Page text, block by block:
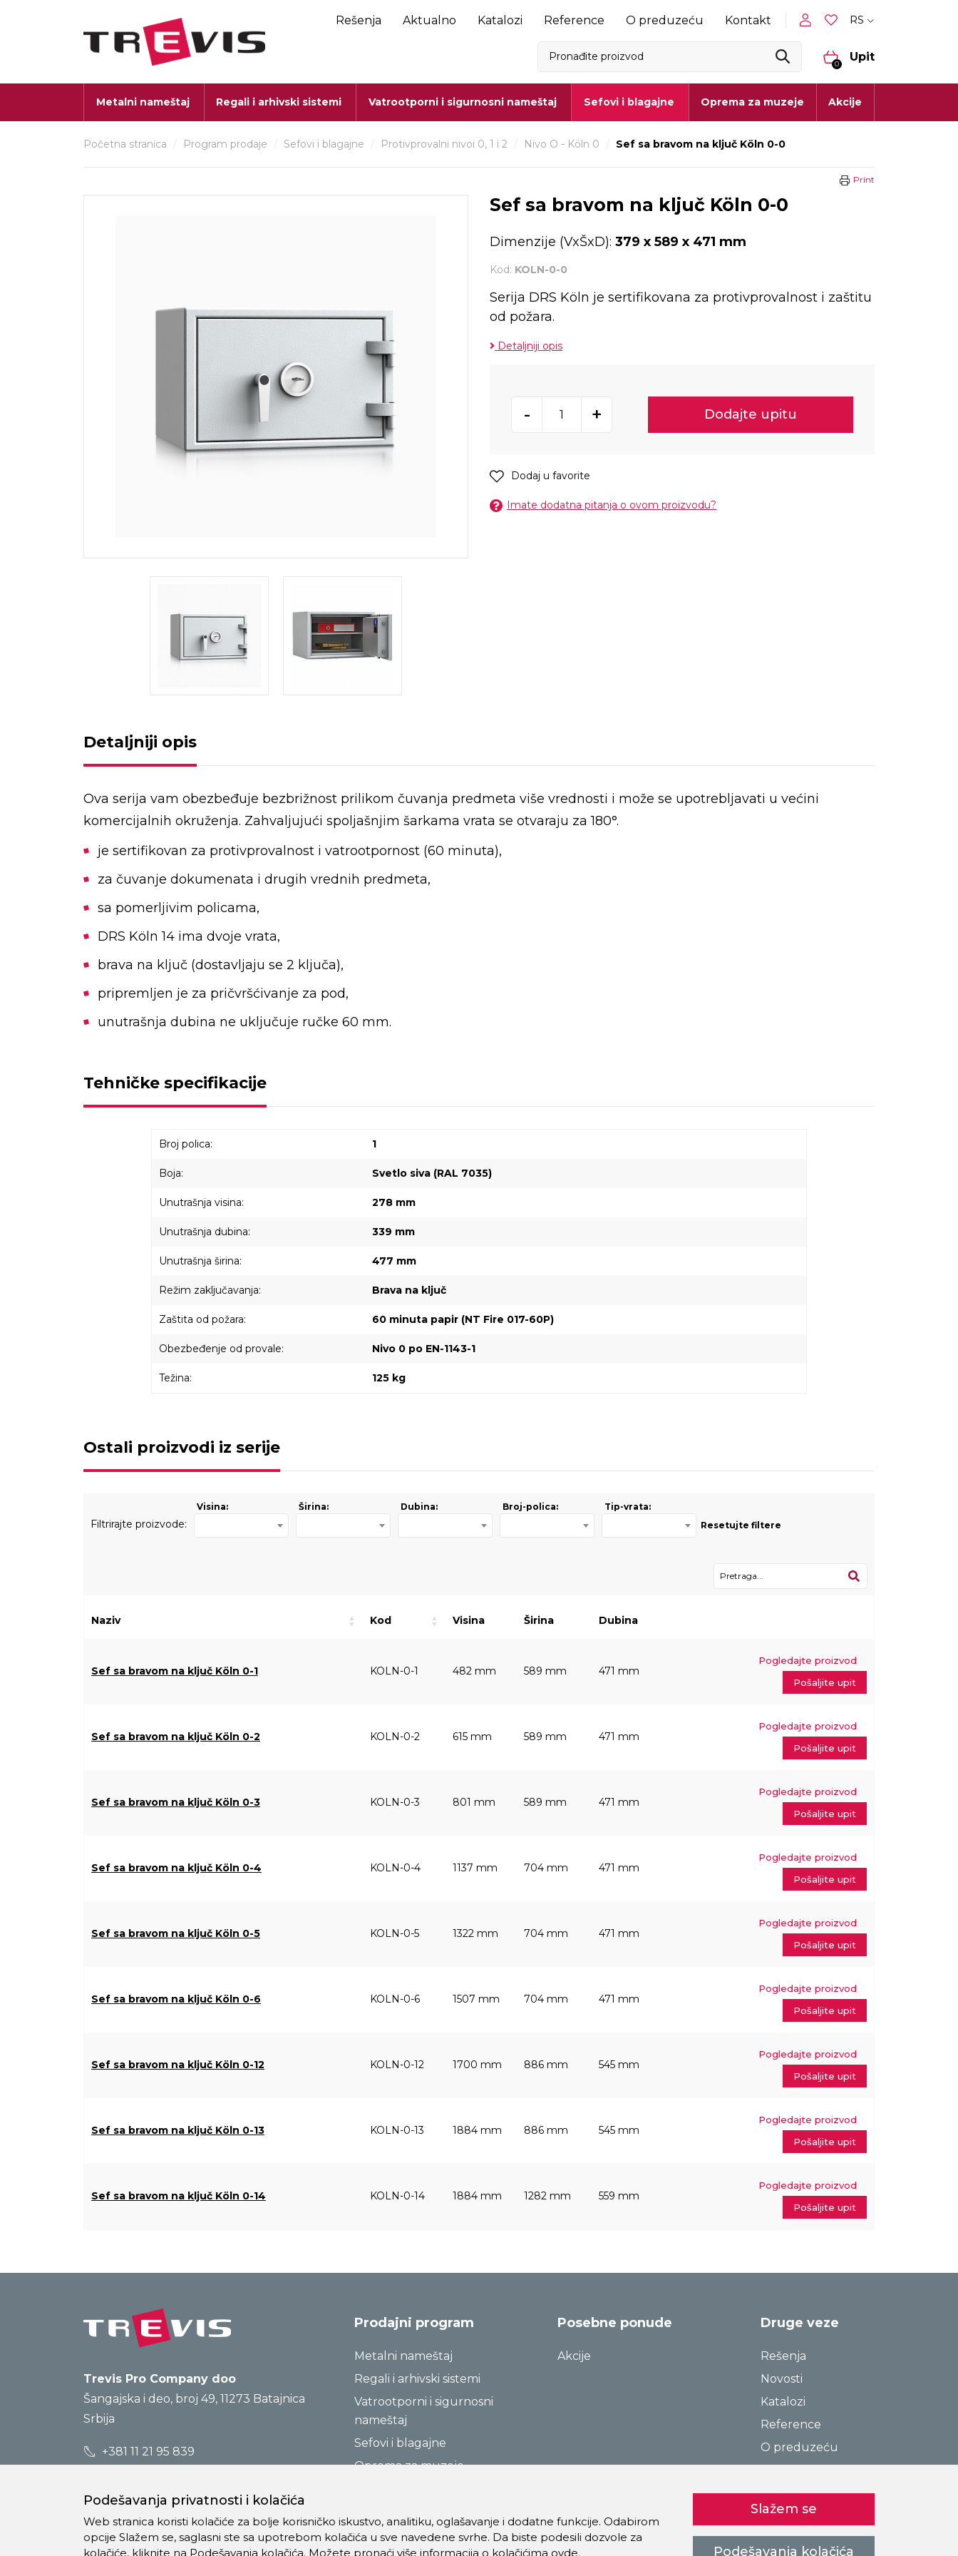
Rešenja Aktualno Katalozi Reference O preduzeću Kontakt RS
0
Upit
Metalni nameštaj Regali i arhivski sistemi Vatrootporni i sigurnosni nameštaj Sefovi i blagajne Oprema za muzeje Akcije
Početna stranica Program prodaje Sefovi i blagajne Protivprovalni nivoi 0, 1 i 2 Nivo O - Köln 0 Sef sa bravom na ključ Köln 0-0
Print
Sef sa bravom na ključ Köln 0-0
Dimenzije (VxŠxD): 379 x 589 x 471 mm
Kod: KOLN-0-0
Serija DRS Köln je sertifikovana za protivprovalnost i zaštitu
od požara.
Detaljniji opis
- + Dodajte upitu
Dodaj u favorite
Imate dodatna pitanja o ovom proizvodu?
Detaljniji opis
Ova serija vam obezbeđuje bezbrižnost prilikom čuvanja predmeta više vrednosti i može se upotrebljavati u većini
komercijalnih okruženja. Zahvaljujući spoljašnjim šarkama vrata se otvaraju za 180°.
je sertifikovan za protivprovalnost i vatrootpornost (60 minuta),
za čuvanje dokumenata i drugih vrednih predmeta,
sa pomerljivim policama,
DRS Köln 14 ima dvoje vrata,
brava na ključ (dostavljaju se 2 ključa),
pripremljen je za pričvršćivanje za pod,
unutrašnja dubina ne uključuje ručke 60 mm.
Tehničke specifikacije
Broj polica: 1
Boja: Svetlo siva (RAL 7035)
Unutrašnja visina: 278 mm
Unutrašnja dubina: 339 mm
Unutrašnja širina: 477 mm
Režim zaključavanja: Brava na ključ
Zaštita od požara: 60 minuta papir (NT Fire 017-60P)
Obezbeđenje od provale: Nivo 0 po EN-1143-1
Težina: 125 kg
Ostali proizvodi iz serije
Filtrirajte proizvode:
Visina: Širina: Dubina: Broj-polica:
Tip-vrata:
Resetujte filtere
Naziv Kod Visina Širina Dubina
Sef sa bravom na ključ Köln 0-1 KOLN-0-1 482 mm 589 mm 471 mm
Pogledajte proizvod
Pošaljite upit
Sef sa bravom na ključ Köln 0-2 KOLN-0-2 615 mm 589 mm 471 mm
Pogledajte proizvod
Pošaljite upit
Sef sa bravom na ključ Köln 0-3 KOLN-0-3 801 mm 589 mm 471 mm
Pogledajte proizvod
Pošaljite upit
Sef sa bravom na ključ Köln 0-4 KOLN-0-4 1137 mm 704 mm 471 mm
Pogledajte proizvod
Pošaljite upit
Sef sa bravom na ključ Köln 0-5 KOLN-0-5 1322 mm 704 mm 471 mm
Pogledajte proizvod
Pošaljite upit
Sef sa bravom na ključ Köln 0-6 KOLN-0-6 1507 mm 704 mm 471 mm
Pogledajte proizvod
Pošaljite upit
Sef sa bravom na ključ Köln 0-12 KOLN-0-12 1700 mm 886 mm 545 mm
Pogledajte proizvod
Pošaljite upit
Sef sa bravom na ključ Köln 0-13 KOLN-0-13 1884 mm 886 mm 545 mm
Pogledajte proizvod
Pošaljite upit
Sef sa bravom na ključ Köln 0-14 KOLN-0-14 1884 mm 1282 mm 559 mm
Pogledajte proizvod
Pošaljite upit
Trevis Pro Company doo
Šangajska i deo, broj 49, 11273 Batajnica
Srbija
+381 11 21 95 839
Prodajni program
Metalni nameštaj
Regali i arhivski sistemi
Vatrootporni i sigurnosni
nameštaj
Sefovi i blagajne
Oprema za muzeje
Posebne ponude
Akcije
Druge veze
Rešenja
Novosti
Katalozi
Reference
O preduzeću
Pravila o privatnosti
Kolačići
Podešavanja privatnosti i kolačića
Web stranica koristi kolačiće za bolje korisničko iskustvo, analitiku, oglašavanje i dodatne funkcije. Odabirom
opcije Slažem se, saglasni ste sa upotrebom kolačića u sve navedene svrhe. Da biste podesili dozvole za
kolačiće, kliknite na Podešavanja kolačića. Možete pronaći više informacija o kolačićima ovde.
Slažem se
Podešavanja kolačića